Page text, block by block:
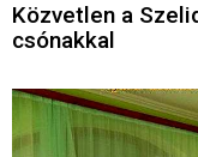
Közvetlen a
csónakkal